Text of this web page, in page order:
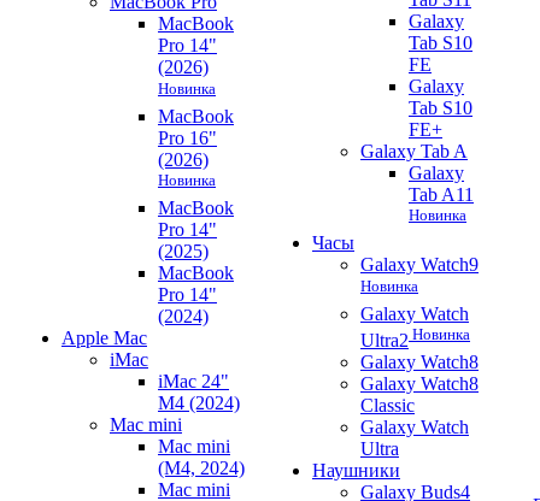
MacBook
Pro 14"
(2026)
Новинка
MacBook
Pro 16"
(2026)
Новинка
MacBook
Pro 14"
(2025)
MacBook
Pro 14"
(2024)
Apple Mac
iMac
iMac 24"
M4 (2024)
Mac mini
Mac mini
(M4, 2024)
Mac mini
Galaxy
Tab S10
FE
Galaxy
Tab S10
FE+
Galaxy Tab A
Galaxy
Tab A11
Новинка
Часы
Galaxy Watch9
Новинка
Galaxy Watch
Ultra2 Новинка
Galaxy Watch8
Galaxy Watch8
Classic
Galaxy Watch
Ultra
Наушники
Galaxy Buds4